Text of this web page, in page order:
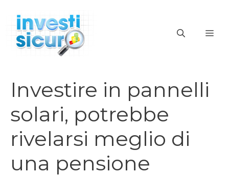
contenuto
Investire in pannelli
solari, potrebbe
rivelarsi meglio di
una pensione